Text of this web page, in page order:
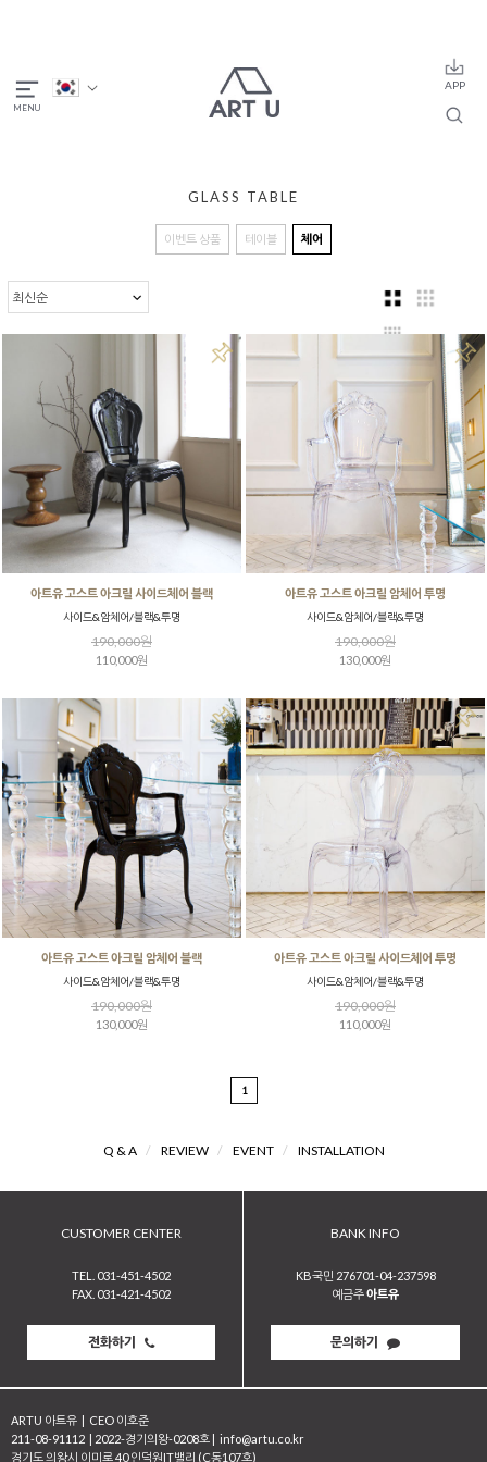
GLASS TABLE
이벤트 상품 테이블 체어
아트유 고스트 아크릴 사이드체어 블랙
사이드&암체어/블랙&투명
190,000원
110,000원
아트유 고스트 아크릴 암체어 투명
사이드&암체어/블랙&투명
190,000원
130,000원
아트유 고스트 아크릴 암체어 블랙
사이드&암체어/블랙&투명
190,000원
130,000원
아트유 고스트 아크릴 사이드체어 투명
사이드&암체어/블랙&투명
190,000원
110,000원
1
Q & A / REVIEW / EVENT / INSTALLATION
CUSTOMER CENTER
TEL. 031-451-4502
FAX. 031-421-4502
전화하기
BANK INFO
KB국민 276701-04-237598
예금주아트유
문의하기
ARTU 아트유 | CEO 이호준
211-08-91112 | 2022-경기의왕-0208호 | info@artu.co.kr
경기도 의왕시 이미로 40 인덕원IT밸리 (C동107호)